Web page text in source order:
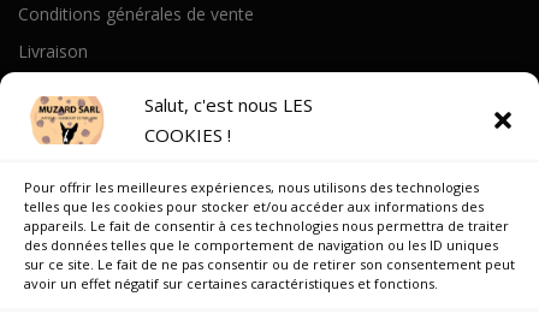
Salut, c'est nous LES
COOKIES !
Pour offrir les meilleures expériences, nous utilisons des technologies
telles que les cookies pour stocker et/ou accéder aux informations des
appareils. Le fait de consentir à ces technologies nous permettra de traiter
des données telles que le comportement de navigation ou les ID uniques
sur ce site. Le fait de ne pas consentir ou de retirer son consentement peut
avoir un effet négatif sur certaines caractéristiques et fonctions.
Conditions générales de vente
Livraison
Notre Histoire
On parle de nous
Recrutement